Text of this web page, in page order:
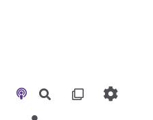
Rechercher